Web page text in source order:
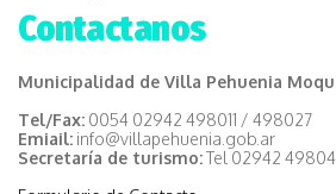
Contactanos
Municipalidad de Villa Pehuenia
Tel/Fax: 0054 02942 498011 / 498027
Emiail: info@villapehuenia.gob.ar
Secretaría de turismo:Tel 02942